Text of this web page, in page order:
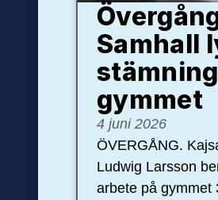
Samhall
gymmet
4 juni 2026
ÖVERGÅNG.
Ludwig Larsson
arbete på gymmet